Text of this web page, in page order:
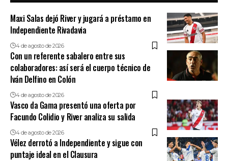
Maxi Salas dejó River y jugará a préstamo en
Independiente Rivadavia
4 de agosto de 2026
Con un referente sabalero entre sus
colaboradores: así será el cuerpo técnico de
Iván Delfino en Colón
4 de agosto de 2026
Vasco da Gama presentó una oferta por
Facundo Colidio y River analiza su salida
4 de agosto de 2026
Vélez derrotó a Independiente y sigue con
puntaje ideal en el Clausura